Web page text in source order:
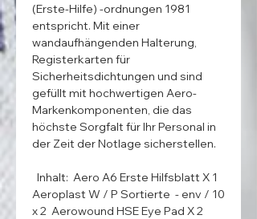
(Erste-Hilfe) -ordnungen 1981
entspricht. Mit einer
wandaufhängenden Halterung,
Registerkarten für
Sicherheitsdichtungen und sind
gefüllt mit hochwertigen Aero-
Markenkomponenten, die das
höchste Sorgfalt für Ihr Personal in
der Zeit der Notlage sicherstellen.
Aeroplast W / P Sortierte  - env ​​/ 10
x 2  Aerowound HSE Eye Pad X 2